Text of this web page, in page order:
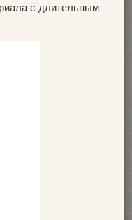
с длительным